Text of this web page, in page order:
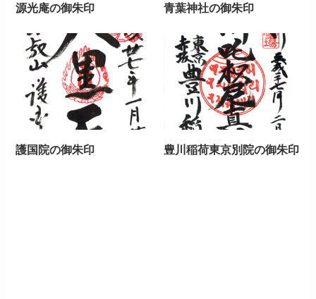
源光庵の御朱印 青葉神社の御朱印
護国院の御朱印 豊川稲荷東京別院の御朱印